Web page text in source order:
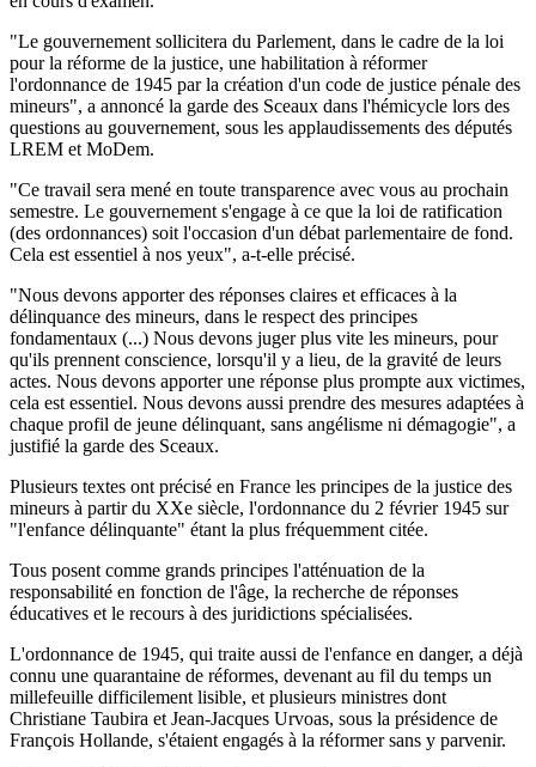
"Le gouvernement sollicitera du Parlement, dans le cadre de la loi
pour la réforme de la justice, une habilitation à réformer
l'ordonnance de 1945 par la création d'un code de justice pénale des
mineurs", a annoncé la garde des Sceaux dans l'hémicycle lors des
questions au gouvernement, sous les applaudissements des députés
LREM et MoDem.
"Ce travail sera mené en toute transparence avec vous au prochain
semestre. Le gouvernement s'engage à ce que la loi de ratification
(des ordonnances) soit l'occasion d'un débat parlementaire de fond.
Cela est essentiel à nos yeux", a-t-elle précisé.
"Nous devons apporter des réponses claires et efficaces à la
délinquance des mineurs, dans le respect des principes
fondamentaux (...) Nous devons juger plus vite les mineurs, pour
qu'ils prennent conscience, lorsqu'il y a lieu, de la gravité de leurs
actes. Nous devons apporter une réponse plus prompte aux victimes,
cela est essentiel. Nous devons aussi prendre des mesures adaptées à
chaque profil de jeune délinquant, sans angélisme ni démagogie", a
justifié la garde des Sceaux.
Plusieurs textes ont précisé en France les principes de la justice des
mineurs à partir du XXe siècle, l'ordonnance du 2 février 1945 sur
"l'enfance délinquante" étant la plus fréquemment citée.
Tous posent comme grands principes l'atténuation de la
responsabilité en fonction de l'âge, la recherche de réponses
éducatives et le recours à des juridictions spécialisées.
L'ordonnance de 1945, qui traite aussi de l'enfance en danger, a déjà
connu une quarantaine de réformes, devenant au fil du temps un
millefeuille difficilement lisible, et plusieurs ministres dont
Christiane Taubira et Jean-Jacques Urvoas, sous la présidence de
François Hollande, s'étaient engagés à la réformer sans y parvenir.